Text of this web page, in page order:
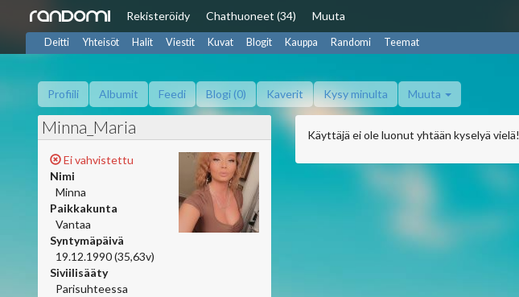
Rekisteröidy Chathuoneet (34) Muuta
Deitti Yhteisöt Halit Viestit Kuvat Blogit Kauppa Randomi Teemat
Profiili Albumit Feedi Blogi (0) Kaverit Kysy minulta Muuta
Minna_Maria
Ei vahvistettu
Nimi
Minna
Paikkakunta
Vantaa
Syntymäpäivä
19.12.1990 (35,63v)
Siviilisääty
Parisuhteessa
Käyttäjä ei ole luonut yhtään kyselyä vielä!